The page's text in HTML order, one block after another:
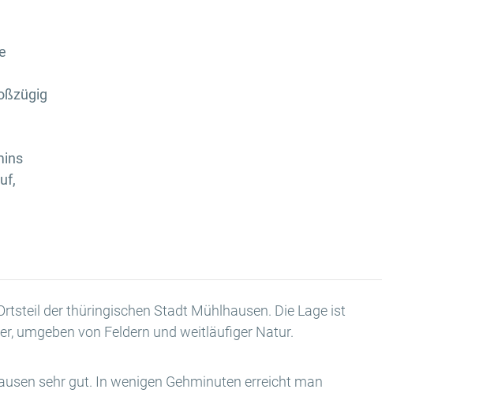
der thüringischen Stadt Mühlhausen. Die Lage ist
umgeben von Feldern und weitläufiger Natur.
sehr gut. In wenigen Gehminuten erreicht man